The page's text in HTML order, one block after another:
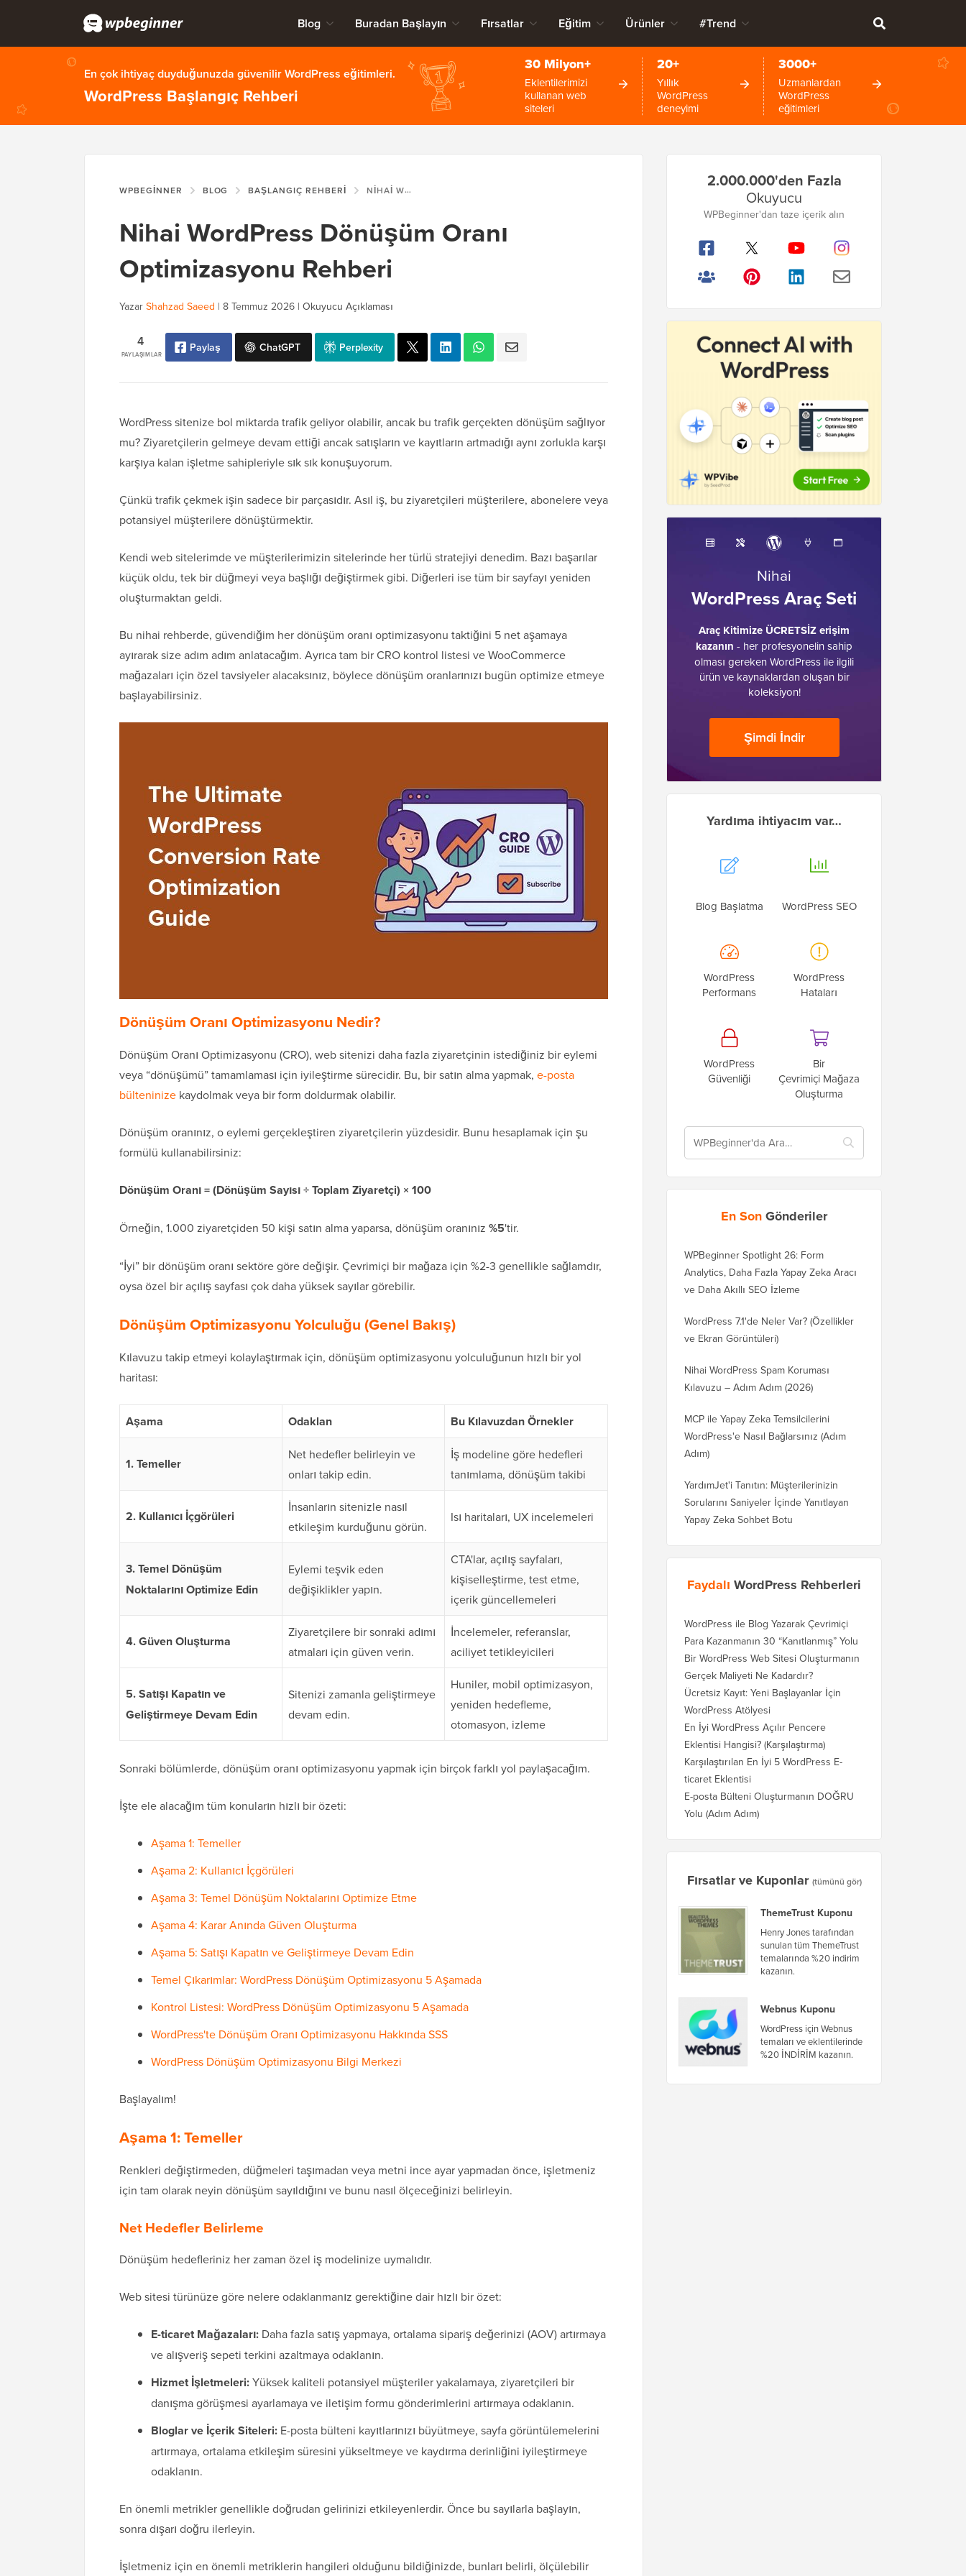
Blog Buradan Başlayın Fırsatlar Eğitim Ürünler #Trend
En çok ihtiyaç duyduğunuzda güvenilir WordPress eğitimleri.
WordPress Başlangıç Rehberi
30 Milyon+
Eklentilerimizi
kullanan web
siteleri
20+
Yıllık
WordPress
deneyimi
3000+
Uzmanlardan
WordPress
eğitimleri
WPBEGINNER BLOG BAŞLANGIÇ REHBERI NIHAI WORDPRESS DÖNÜŞÜM ORANI OPTIMIZASYONU REHBERI
Nihai WordPress Dönüşüm Oranı
Optimizasyonu Rehberi
Yazar Shahzad Saeed | 8 Temmuz 2026 | Okuyucu Açıklaması
PAYLAŞIMLAR
4 Paylaş ChatGPT Perplexity
WordPress sitenize bol miktarda trafik geliyor olabilir, ancak bu trafik gerçekten dönüşüm sağlıyor
mu? Ziyaretçilerin gelmeye devam ettiği ancak satışların ve kayıtların artmadığı aynı zorlukla karşı
karşıya kalan işletme sahipleriyle sık sık konuşuyorum.
Çünkü trafik çekmek işin sadece bir parçasıdır. Asıl iş, bu ziyaretçileri müşterilere, abonelere veya
potansiyel müşterilere dönüştürmektir.
Kendi web sitelerimde ve müşterilerimizin sitelerinde her türlü stratejiyi denedim. Bazı başarılar
küçük oldu, tek bir düğmeyi veya başlığı değiştirmek gibi. Diğerleri ise tüm bir sayfayı yeniden
oluşturmaktan geldi.
Bu nihai rehberde, güvendiğim her dönüşüm oranı optimizasyonu taktiğini 5 net aşamaya
ayırarak size adım adım anlatacağım. Ayrıca tam bir CRO kontrol listesi ve WooCommerce
mağazaları için özel tavsiyeler alacaksınız, böylece dönüşüm oranlarınızı bugün optimize etmeye
başlayabilirsiniz.
Dönüşüm Oranı Optimizasyonu Nedir?
Dönüşüm Oranı Optimizasyonu (CRO), web sitenizi daha fazla ziyaretçinin istediğiniz bir eylemi
veya “dönüşümü” tamamlaması için iyileştirme sürecidir. Bu, bir satın alma yapmak, e-posta
bülteninize kaydolmak veya bir form doldurmak olabilir.
Dönüşüm oranınız, o eylemi gerçekleştiren ziyaretçilerin yüzdesidir. Bunu hesaplamak için şu
formülü kullanabilirsiniz:
Dönüşüm Oranı = (Dönüşüm Sayısı ÷ Toplam Ziyaretçi) × 100
Örneğin, 1.000 ziyaretçiden 50 kişi satın alma yaparsa, dönüşüm oranınız %5'tir.
“İyi” bir dönüşüm oranı sektöre göre değişir. Çevrimiçi bir mağaza için %2-3 genellikle sağlamdır,
oysa özel bir açılış sayfası çok daha yüksek sayılar görebilir.
Dönüşüm Optimizasyonu Yolculuğu (Genel Bakış)
Kılavuzu takip etmeyi kolaylaştırmak için, dönüşüm optimizasyonu yolculuğunun hızlı bir yol
haritası:
Aşama Odaklan Bu Kılavuzdan Örnekler
1. Temeller
Net hedefler belirleyin ve
onları takip edin.
İş modeline göre hedefleri
tanımlama, dönüşüm takibi
2. Kullanıcı İçgörüleri
İnsanların sitenizle nasıl
etkileşim kurduğunu görün.
Isı haritaları, UX incelemeleri
3. Temel Dönüşüm
Noktalarını Optimize Edin
Eylemi teşvik eden
değişiklikler yapın.
CTA'lar, açılış sayfaları,
kişiselleştirme, test etme,
içerik güncellemeleri
4. Güven Oluşturma
Ziyaretçilere bir sonraki adımı
atmaları için güven verin.
İncelemeler, referanslar,
aciliyet tetikleyicileri
5. Satışı Kapatın ve
Geliştirmeye Devam Edin
Sitenizi zamanla geliştirmeye
devam edin.
Huniler, mobil optimizasyon,
yeniden hedefleme,
otomasyon, izleme
Sonraki bölümlerde, dönüşüm oranı optimizasyonu yapmak için birçok farklı yol paylaşacağım.
İşte ele alacağım tüm konuların hızlı bir özeti:
Aşama 1: Temeller
Aşama 2: Kullanıcı İçgörüleri
Aşama 3: Temel Dönüşüm Noktalarını Optimize Etme
Aşama 4: Karar Anında Güven Oluşturma
Aşama 5: Satışı Kapatın ve Geliştirmeye Devam Edin
Temel Çıkarımlar: WordPress Dönüşüm Optimizasyonu 5 Aşamada
Kontrol Listesi: WordPress Dönüşüm Optimizasyonu 5 Aşamada
WordPress'te Dönüşüm Oranı Optimizasyonu Hakkında SSS
WordPress Dönüşüm Optimizasyonu Bilgi Merkezi
Başlayalım!
Aşama 1: Temeller
Renkleri değiştirmeden, düğmeleri taşımadan veya metni ince ayar yapmadan önce, işletmeniz
için tam olarak neyin dönüşüm sayıldığını ve bunu nasıl ölçeceğinizi belirleyin.
Net Hedefler Belirleme
Dönüşüm hedefleriniz her zaman özel iş modelinize uymalıdır.
Web sitesi türünüze göre nelere odaklanmanız gerektiğine dair hızlı bir özet:
E-ticaret Mağazaları: Daha fazla satış yapmaya, ortalama sipariş değerinizi (AOV) artırmaya
ve alışveriş sepeti terkini azaltmaya odaklanın.
Hizmet İşletmeleri:Yüksek kaliteli potansiyel müşteriler yakalamaya, ziyaretçileri bir
danışma görüşmesi ayarlamaya ve iletişim formu gönderimlerini artırmaya odaklanın.
Bloglar ve İçerik Siteleri: E-posta bülteni kayıtlarınızı büyütmeye, sayfa görüntülemelerini
artırmaya, ortalama etkileşim süresini yükseltmeye ve kaydırma derinliğini iyileştirmeye
odaklanın.
En önemli metrikler genellikle doğrudan gelirinizi etkileyenlerdir. Önce bu sayılarla başlayın,
sonra dışarı doğru ilerleyin.
İşletmeniz için en önemli metriklerin hangileri olduğunu bildiğinizde, bunları belirli, ölçülebilir
Kenar
Çubuğu
2.000.000'den Fazla
Okuyucu
WPBeginner'dan taze içerik alın
Nihai
WordPress Araç Seti
Araç Kitimize ÜCRETSİZ erişim
kazanın - her profesyonelin sahip
olması gereken WordPress ile ilgili
ürün ve kaynaklardan oluşan bir
koleksiyon!
Şimdi İndir
Yardıma ihtiyacım var…
Blog Başlatma WordPress SEO
WordPress
Performans
WordPress
Hataları
WordPress
Güvenliği
Bir
Çevrimiçi Mağaza
Oluşturma
En SonGönderiler
WPBeginner Spotlight 26: Form
Analytics, Daha Fazla Yapay Zeka Aracı
ve Daha Akıllı SEO İzleme
WordPress 7.1'de Neler Var? (Özellikler
ve Ekran Görüntüleri)
Nihai WordPress Spam Koruması
Kılavuzu – Adım Adım (2026)
MCP ile Yapay Zeka Temsilcilerini
WordPress'e Nasıl Bağlarsınız (Adım
Adım)
YardımJet'i Tanıtın: Müşterilerinizin
Sorularını Saniyeler İçinde Yanıtlayan
Yapay Zeka Sohbet Botu
Faydalı WordPress Rehberleri
WordPress ile Blog Yazarak Çevrimiçi
Para Kazanmanın 30 “Kanıtlanmış” Yolu
Bir WordPress Web Sitesi Oluşturmanın
Gerçek Maliyeti Ne Kadardır?
Ücretsiz Kayıt: Yeni Başlayanlar İçin
WordPress Atölyesi
En İyi WordPress Açılır Pencere
Eklentisi Hangisi? (Karşılaştırma)
Karşılaştırılan En İyi 5 WordPress E-
ticaret Eklentisi
E-posta Bülteni Oluşturmanın DOĞRU
Yolu (Adım Adım)
Fırsatlar ve Kuponlar (tümünü gör)
ThemeTrust Kuponu
Henry Jones tarafından
sunulan tüm ThemeTrust
temalarında %20 indirim
kazanın.
Webnus Kuponu
WordPress için Webnus
temaları ve eklentilerinde
%20 İNDİRİM kazanın.